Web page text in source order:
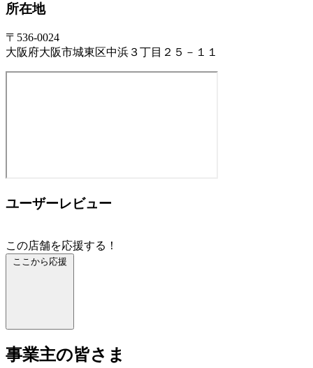
所在地
〒536-0024
大阪府大阪市城東区中浜３丁目２５－１１
ユーザーレビュー
この店舗を応援する！
ここから応援
事業主の皆さま